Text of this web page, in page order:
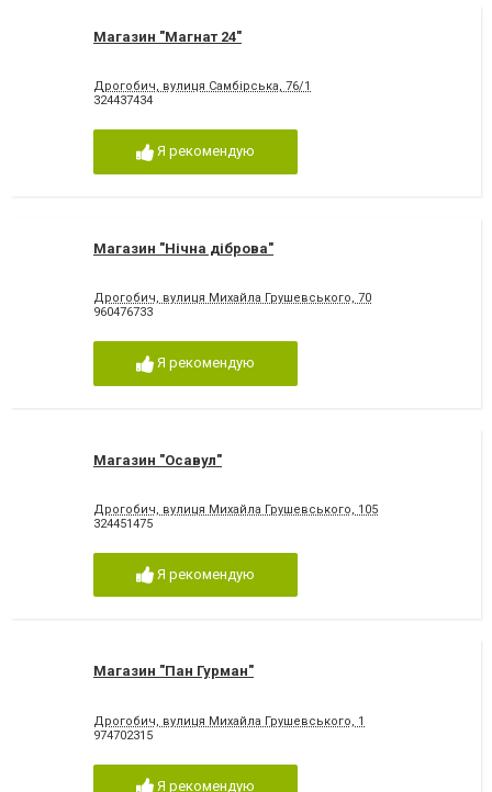
Магазин "Магнат 24"
Дрогобич, вулиця Самбірська, 76/1
324437434
Я рекомендую
Магазин "Нічна діброва"
Дрогобич, вулиця Михайла Грушевського, 70
960476733
Я рекомендую
Магазин "Осавул"
Дрогобич, вулиця Михайла Грушевського, 105
324451475
Я рекомендую
Магазин "Пан Гурман"
Дрогобич, вулиця Михайла Грушевського, 1
974702315
Я рекомендую